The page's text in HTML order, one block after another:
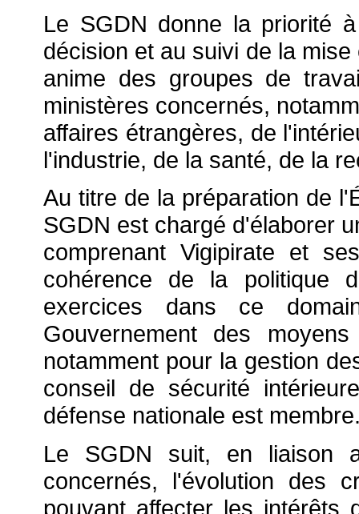
Le SGDN donne la priorité
décision et au suivi de la
anime des groupes de
ministères concernés,
affaires étrangères, de
l'industrie, de la santé, de la
Au titre de la préparation de
SGDN est chargé d'élaborer
comprenant Vigipirate et
cohérence de la politique
exercices dans ce
Gouvernement des
notamment pour la gestion
conseil de sécurité
défense nationale est
Le SGDN suit, en liaison
concernés, l'évolution des
pouvant affecter les intérêts